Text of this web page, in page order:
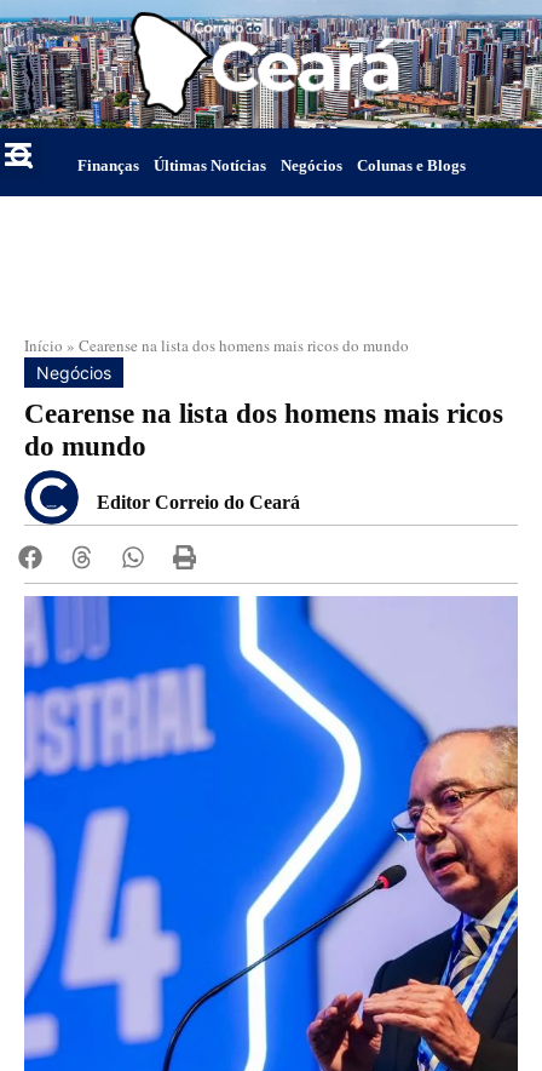
Finanças Últimas Notícias Negócios Colunas e Blogs
Início » Cearense na lista dos homens mais ricos do mundo
Negócios
Cearense na lista dos homens mais ricos
do mundo
Editor Correio do Ceará